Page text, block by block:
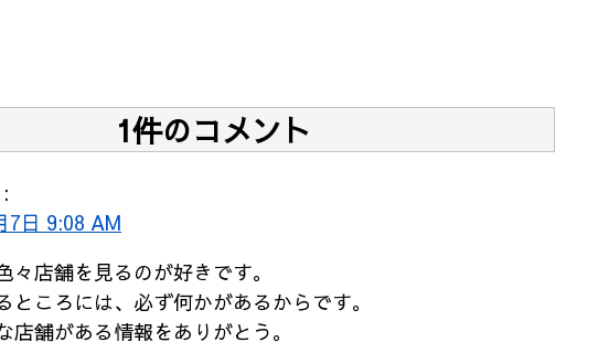
1件のコメント
7日 9:08 AM
々店舗を見るのが好きです。
ところには、必ず何かがあるからです。
店舗がある情報をありがとう。